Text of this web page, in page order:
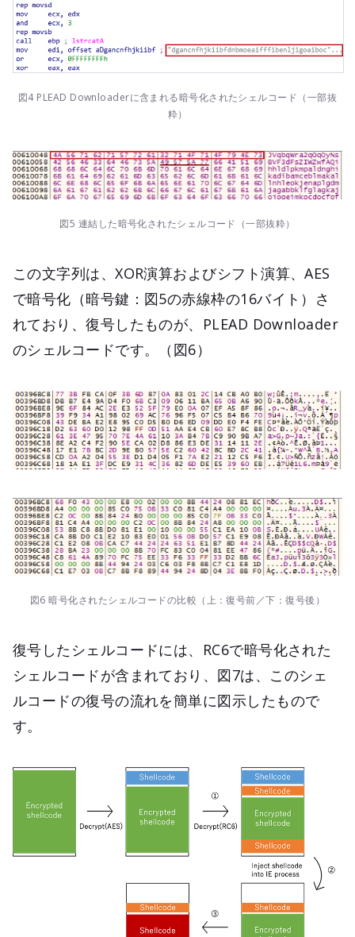
図4 PLEAD Downloaderに含まれる暗号化されたシェルコード（一部抜
粋）
図5 連結した暗号化されたシェルコード（一部抜粋）
この文字列は、XOR演算およびシフト演算、AES
で暗号化（暗号鍵：図5の赤線枠の16バイト）さ
れており、復号したものが、PLEAD Downloader
のシェルコードです。（図6）
図6 暗号化されたシェルコードの比較（上：復号前／下：復号後）
復号したシェルコードには、RC6で暗号化された
シェルコードが含まれており、図7は、このシェ
ルコードの復号の流れを簡単に図示したもので
す。